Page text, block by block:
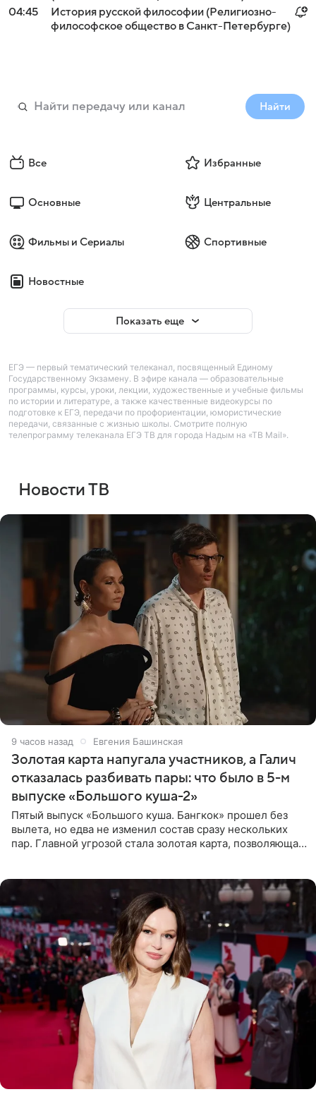
04:45
История русской философии (Религиозно-
философское общество в Санкт-Петербурге)
Найти
Все Избранные
Основные Центральные
Фильмы и Сериалы Спортивные
Новостные
Показать еще
ЕГЭ — первый тематический телеканал, посвященный Единому
Государственному Экзамену. В эфире канала — образовательные
программы, курсы, уроки, лекции, художественные и учебные фильмы
по истории и литературе, а также качественные видеокурсы по
подготовке к ЕГЭ, передачи по профориентации, юмористические
передачи, связанные с жизнью школы. Смотрите полную
телепрограмму телеканала ЕГЭ ТВ для города Надым на «ТВ Mail».
Новости ТВ
9 часов назад Евгения Башинская
Золотая карта напугала участников, а Галич
отказалась разбивать пары: что было в 5-м
выпуске «Большого куша-2»
Пятый выпуск «Большого куша. Бангкок» прошел без
вылета, но едва не изменил состав сразу нескольких
пар. Главной угрозой стала золотая карта, позволяющая